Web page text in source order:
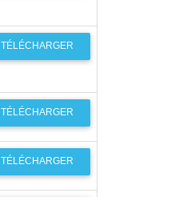
TÉLÉCHARGER
TÉLÉCHARGER
TÉLÉCHARGER